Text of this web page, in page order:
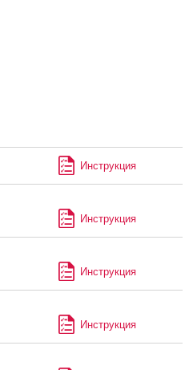
Инструкция
Инструкция
Инструкция
Инструкция